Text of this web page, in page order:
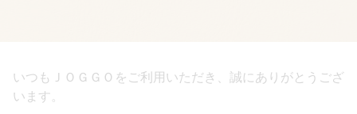
いつもＪＯＧＧＯをご利用いただき、誠にありがとうござ
います。